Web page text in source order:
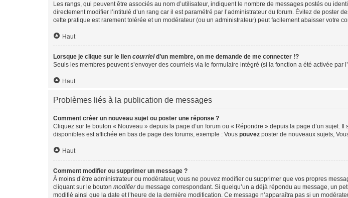
Les rangs, qui peuvent être associés au nom d’utilisateur, indiquent le nombre de messages postés ou
directement modifier l’intitulé d’un rang car il est paramétré par l’administrateur du forum. Évitez de
cette pratique est rarement tolérée et un modérateur (ou un administrateur) peut facilement abaisser votre
Haut
Lorsque je clique sur le lien courrield’un membre, on me demande de me connecter !?
Seuls les membres peuvent s’envoyer des courriels via le formulaire intégré (si la fonction a été activée
Haut
Problèmes liés à la publication de messages
Comment créer un nouveau sujet ou poster une réponse ?
Cliquez sur le bouton « Nouveau » depuis la page d’un forum ou « Répondre » depuis la page d’un sujet.
disponibles est affichée en bas de page des forums, exemple : Vous pouvez poster de nouveaux sujets,
Haut
Comment modifier ou supprimer un message ?
À moins d’être administrateur ou modérateur, vous ne pouvez modifier ou supprimer que vos propres
cliquant sur le bouton modifierdu message correspondant. Si quelqu’un a déjà répondu au message, un
modifié ainsi que la date et l’heure de la dernière modification. Ce message n’apparaîtra pas si un